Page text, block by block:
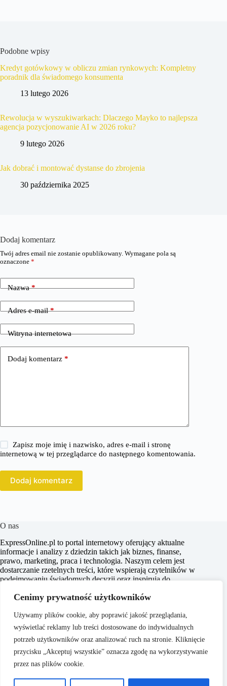
Cenimy prywatność użytkowników
Używamy plików cookie, aby poprawić jakość przeglądania,
wyświetlać reklamy lub treści dostosowane do indywidualnych
potrzeb użytkowników oraz analizować ruch na stronie. Kliknięcie
przycisku „Akceptuj wszystkie” oznacza zgodę na wykorzystywanie
przez nas plików cookie.
Podobne wpisy
Kredyt gotówkowy w obliczu zmian rynkowych: Kompletny
poradnik dla świadomego konsumenta
13 lutego 2026
Rewolucja w wyszukiwarkach: Dlaczego Mayko to najlepsza
agencja pozycjonowanie AI w 2026 roku?
9 lutego 2026
Jak dobrać i montować dystanse do zbrojenia
30 października 2025
Dodaj komentarz
Twój adres email nie zostanie opublikowany. Wymagane pola są
oznaczone *
Nazwa*
Adres e-mail*
Witryna internetowa
Dodaj komentarz *
Zapisz moje imię i nazwisko, adres e-mail i stronę
internetową w tej przeglądarce do następnego komentowania.
Dodaj komentarz
O nas
ExpressOnline.pl to portal internetowy oferujący aktualne
informacje i analizy z dziedzin takich jak biznes, finanse,
prawo, marketing, praca i technologia. Naszym celem jest
dostarczanie rzetelnych treści, które wspierają czytelników w
podejmowaniu świadomych decyzji oraz inspirują do
dostępne dla każdego, niezależnie od poziomu wiedzy w
O nas